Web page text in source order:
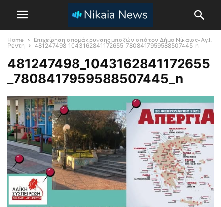
Home
Επιχείρηση απομάκρυνσης μπαζών από τον Δήμο Νίκαιας-Αγ.Ι.
Ρέντη
481247498_1043162841172655_7808417959588507445_n
481247498_1043162841172655
_7808417959588507445_n